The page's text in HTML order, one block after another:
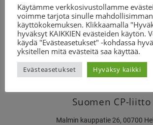
suunnittelija
Sanna Tuisku-Lehto
044 401 0566
sanna.tuisku-
Suomen CP-liitto
Malmin kauppatie 26, 00700
Käytämme verkkosivustollamme
voimme tarjota sinulle
käyttökokemuksen. Klikkaamalla
hyväksyt KAIKKIEN evästeiden käytön.
käydä "Evästeasetukset" -kohdassa
yksitellen mitä evästeitä saa käyttää.
Evästeasetukset Hyväksy kaikki